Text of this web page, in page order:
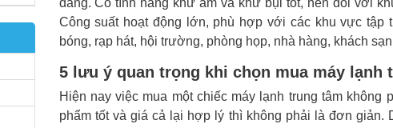
dàng. Có tính năng khử âm và khử bụi tốt, nên đối với
Công suất hoạt động lớn, phù hợp với các khu vực tập
bóng, rạp hát, hội trường, phòng họp, nhà hàng, khách
5 lưu ý quan trọng khi chọn mua máy lạnh
Hiện nay việc mua một chiếc máy lạnh trung tâm
phẩm tốt và giá cả lại hợp lý thì không phải là đơn